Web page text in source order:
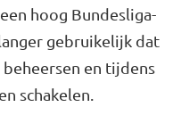
hoog Bundesliga-
gebruikelijk dat
en tijdens
schakelen.